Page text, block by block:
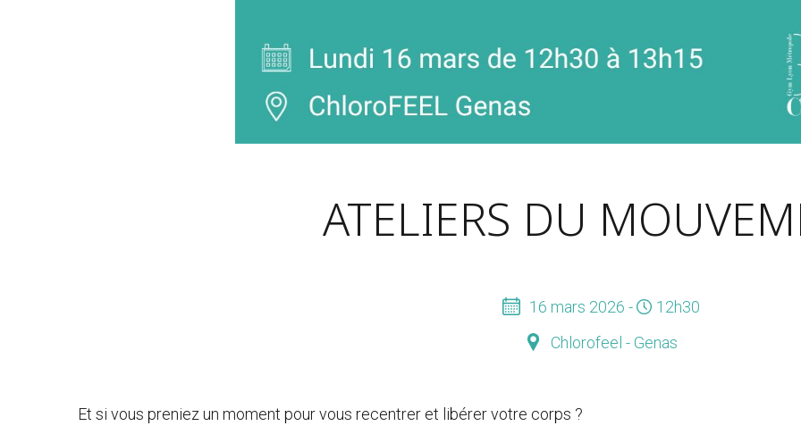
ATELIERS DU
16 mars 2026 -
12h30
Chlorofeel - Genas
Et si vous preniez un moment pour vous recentrer et libérer votre corps ?